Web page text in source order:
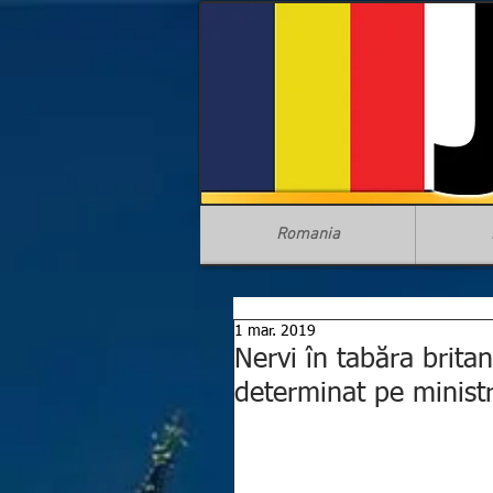
Romania
Nervi în tabăra
determinat pe
1 mar. 2019